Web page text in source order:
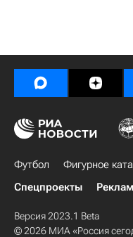
Футбол Фигурное
Спецпроекты
Версия 2023.1 Beta
© 2026 МИА «Россия